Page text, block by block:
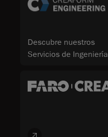
Descubre nuestros
Servicios de Ingeniería